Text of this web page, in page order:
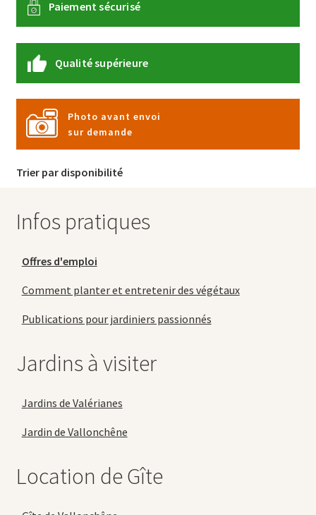
Paiement sécurisé
Qualité supérieure
Photo avant envoi
sur demande
Trier par disponibilité
Infos pratiques
Offres d'emploi
Comment planter et entretenir des végétaux
Publications pour jardiniers passionnés
Jardins à visiter
Jardins de Valérianes
Jardin de Vallonchêne
Location de Gîte